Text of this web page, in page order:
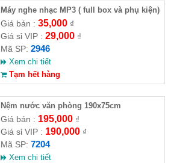
Máy nghe nhạc MP3 ( full box và phụ kiện)
Giá bán : 35,000₫
Giá sỉ VIP : 29,000₫
Mã SP: 2946
Xem chi tiết
Tạm hết hàng
Nệm nước văn phòng 190x75cm
Giá bán : 195,000₫
Giá sỉ VIP : 190,000₫
Mã SP: 7204
Xem chi tiết